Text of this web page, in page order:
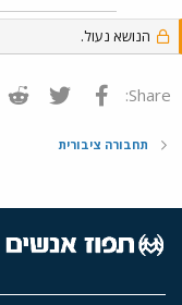
הנושא נעול.
Share: פייסבוק Twitter
תחבורה ציבורית